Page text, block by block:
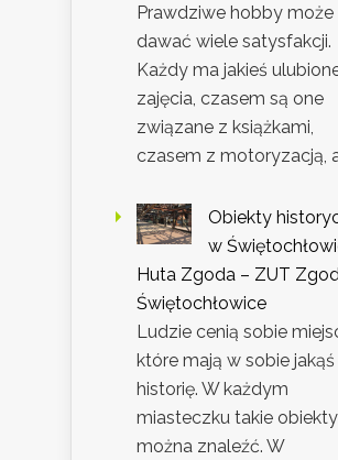
Prawdziwe hobby może
dawać wiele satysfakcji.
Każdy ma jakieś
zajęcia, czasem są one
związane z książkami,
czasem z motoryzacją,
Obiekty
w
Huta Zgoda – ZUT
Świętochłowice
Ludzie cenią sobie
które mają w sobie jakąś
historię. W każdym
miasteczku takie obiekty
można znaleźć. W